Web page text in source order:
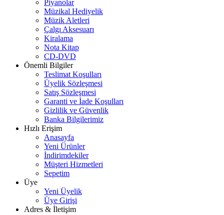
Piyanolar
Müzikal Hediyelik
Müzik Aletleri
Çalgı Aksesuarı
Kiralama
Nota Kitap
CD-DVD
Önemli Bilgiler
Teslimat Koşulları
Üyelik Sözleşmesi
Satış Sözleşmesi
Garanti ve İade Koşulları
Gizlilik ve Güvenlik
Banka Bilgilerimiz
Hızlı Erişim
Anasayfa
Yeni Ürünler
İndirimdekiler
Müşteri Hizmetleri
Sepetim
Üye
Yeni Üyelik
Üye Girişi
Adres & İletişim